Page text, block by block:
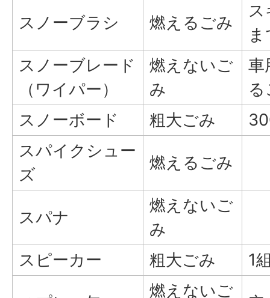
スノーブラシ 燃えるごみ
ス
スノーブレード
（ワイパー）
燃えないご
み
車
スノーボード
粗大ごみ
スパイクシュー
ズ
燃えるごみ
スパナ
燃えないご
み
スピーカー
粗大ごみ 1
燃えないご